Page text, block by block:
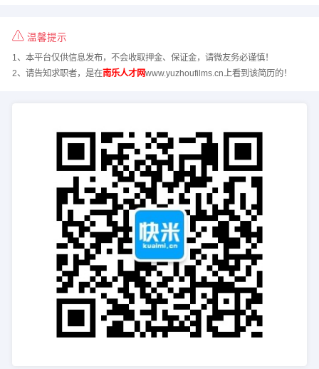
温馨提示
1、本平台仅供信息发布，不会收取押金、保证金，请微友务必谨慎！
2、请告知求职者，是在南乐人才网www.yuzhoufilms.cn上看到该简历的！